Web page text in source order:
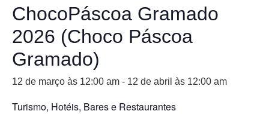
ChocoPáscoa Gramado
2026 (Choco Páscoa
Gramado)
12 de março às 12:00 am - 12 de abril às 12:00 am
Turismo, Hotéis, Bares e Restaurantes